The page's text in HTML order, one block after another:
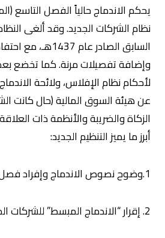
نظام الشركات الجديد. وقد ألغى
السابق الصادر عام
وإضافة تفصيلات مرنة. كما تخضع
لأحكام نظام الإفلاس، ولائحة
عن هيئة السوق المالية (حال كانت
الزكاة والضريبة والأنظمة ذات
أبرز ما يميز التنظيم الجديد:
1.وضوح نصوص الاندماج وإفراد فصل مستقل.
2. إقرار “الاندماج المبسط” للشركات المملوكة بالكامل.